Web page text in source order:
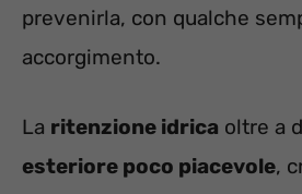
prevenirla, con qualche
accorgimento.
La ritenzione idrica oltre a
esteriore poco piacevole,